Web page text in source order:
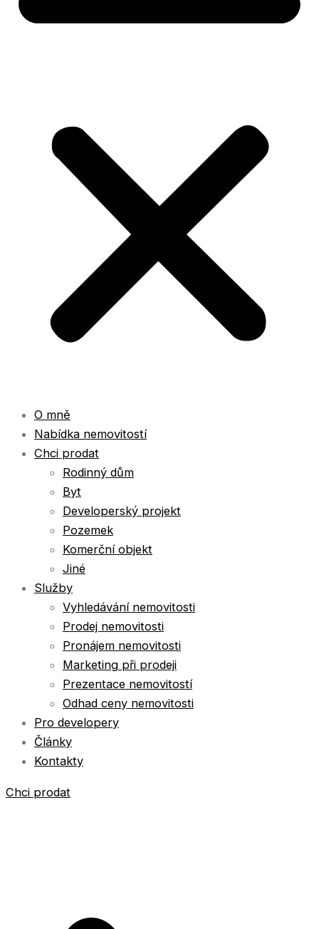
O mně
Nabídka nemovitostí
Chci prodat
Rodinný dům
Byt
Developerský projekt
Pozemek
Komerční objekt
Jiné
Služby
Vyhledávání nemovitosti
Prodej nemovitosti
Pronájem nemovitosti
Marketing při prodeji
Prezentace nemovitostí
Odhad ceny nemovitosti
Pro developery
Články
Kontakty
Chci prodat